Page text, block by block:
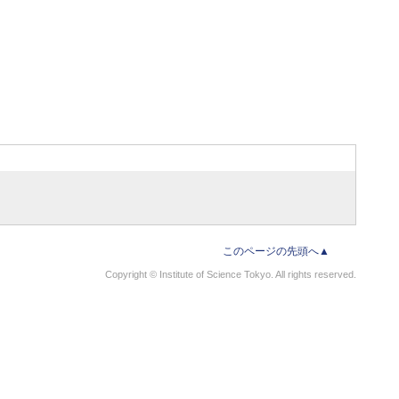
このページの先頭へ▲
Copyright © Institute of Science Tokyo. All rights reserved.